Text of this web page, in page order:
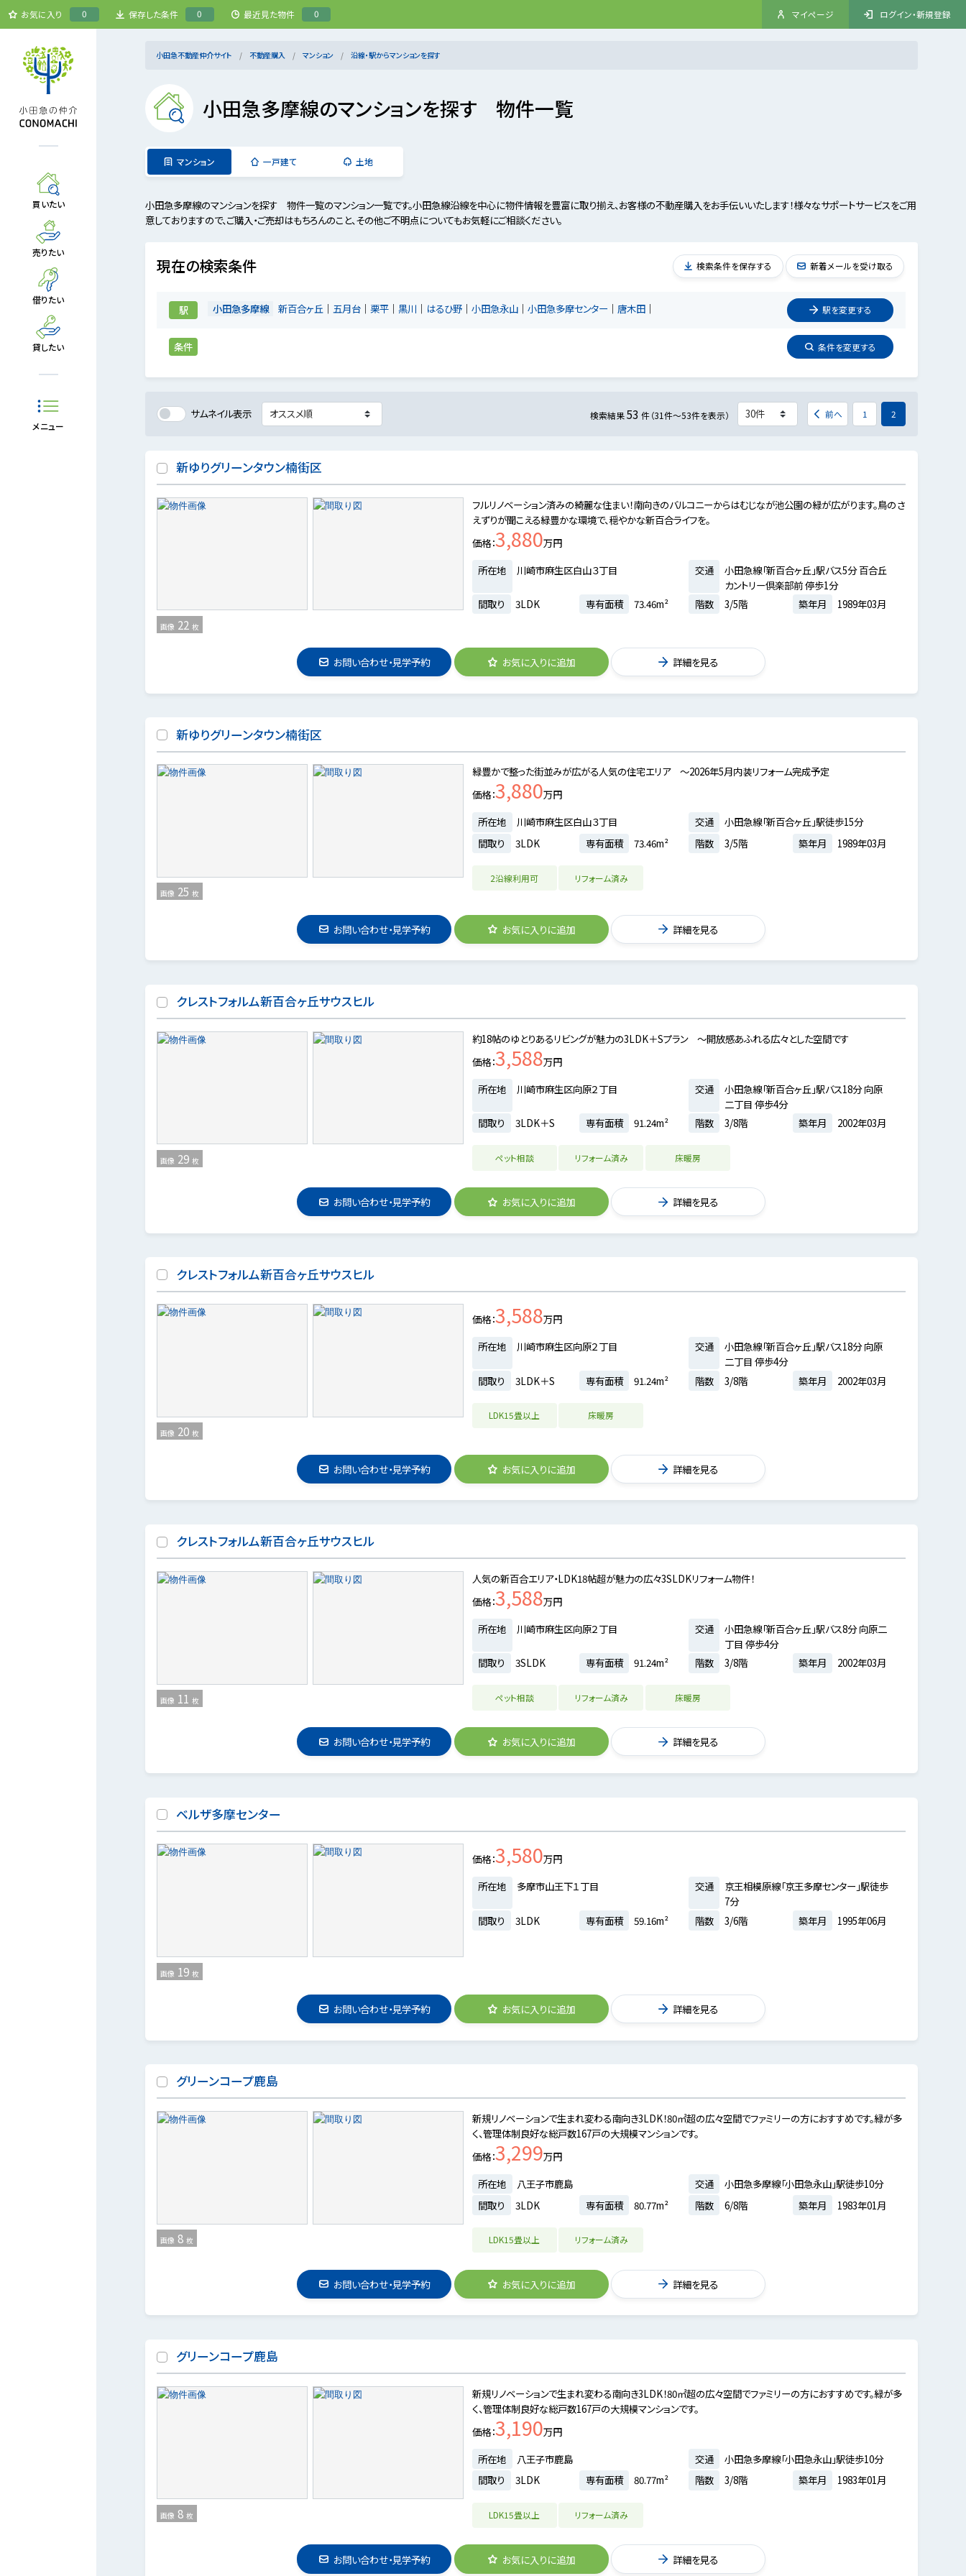
お気に入り 0 保存した条件 0 最近見た物件 0 マイページ ログイン・新規登録
買いたい
売りたい
借りたい
貸したい
メニュー
小田急不動産仲介サイト 不動産購入 マンション 沿線・駅からマンションを探す
小田急多摩線のマンションを探す 物件一覧
マンション 一戸建て 土地
小田急多摩線のマンションを探す 物件一覧のマンション一覧です。小田急線沿線を中心に物件情報を豊富に取り揃え、お客様の不動産購入をお手伝いいたします！様々なサポートサービスをご用
意しておりますので、ご購入・ご売却はもちろんのこと、その他ご不明点についてもお気軽にご相談ください。
現在の検索条件
駅 小田急多摩線 新百合ヶ丘 五月台 栗平 黒川 はるひ野 小田急永山 小田急多摩センター 唐木田 駅を変更する
条件 条件を変更する
検索条件を保存する 新着メールを受け取る
サムネイル表示 検索結果 53 件（31件～53件を表示） 前へ 1 2
新ゆりグリーンタウン楠街区
画像 22 枚
フルリノベーション済みの綺麗な住まい！南向きのバルコニーからはむじなが池公園の緑が広がります。鳥のさ
えずりが聞こえる緑豊かな環境で、穏やかな新百合ライフを。
価格 3,880万円
所在地
川崎市麻生区白山３丁目 交通
小田急線「新百合ヶ丘」駅バス5分 百合丘
カントリー倶楽部前 停歩1分
間取り
3LDK 専有面積 73.46m² 階数 3/5階 築年月 1989年03月
お問い合わせ・見学予約 お気に入りに追加 詳細を見る
新ゆりグリーンタウン楠街区
画像 25 枚
緑豊かで整った街並みが広がる人気の住宅エリア ～2026年5月内装リフォーム完成予定
価格 3,880万円
所在地
川崎市麻生区白山３丁目 交通
小田急線「新百合ヶ丘」駅徒歩15分
間取り
3LDK 専有面積 73.46m² 階数 3/5階 築年月 1989年03月
2沿線利用可 リフォーム済み
お問い合わせ・見学予約 お気に入りに追加 詳細を見る
クレストフォルム新百合ヶ丘サウスヒル
画像 29 枚
約18帖のゆとりあるリビングが魅力の3LDK＋Sプラン ～開放感あふれる広々とした空間です
価格 3,588万円
所在地
川崎市麻生区向原２丁目 交通
小田急線「新百合ヶ丘」駅バス18分 向原
二丁目 停歩4分
間取り
3LDK＋S 専有面積 91.24m² 階数 3/8階 築年月 2002年03月
ペット相談 リフォーム済み 床暖房
お問い合わせ・見学予約 お気に入りに追加 詳細を見る
クレストフォルム新百合ヶ丘サウスヒル
画像 20 枚
価格 3,588万円
所在地
川崎市麻生区向原２丁目 交通
小田急線「新百合ヶ丘」駅バス18分 向原
二丁目 停歩4分
間取り
3LDK＋S 専有面積 91.24m² 階数 3/8階 築年月 2002年03月
LDK15畳以上 床暖房
お問い合わせ・見学予約 お気に入りに追加 詳細を見る
クレストフォルム新百合ヶ丘サウスヒル
画像 11 枚
人気の新百合エリア・LDK18帖超が魅力の広々3SLDKリフォーム物件！
価格 3,588万円
所在地
川崎市麻生区向原２丁目 交通
小田急線「新百合ヶ丘」駅バス8分 向原二
丁目 停歩4分
間取り
3SLDK 専有面積 91.24m² 階数 3/8階 築年月 2002年03月
ペット相談 リフォーム済み 床暖房
お問い合わせ・見学予約 お気に入りに追加 詳細を見る
ベルザ多摩センター
画像 19 枚
価格 3,580万円
所在地
多摩市山王下１丁目 交通
京王相模原線「京王多摩センター」駅徒歩
7分
間取り
3LDK 専有面積 59.16m² 階数 3/6階 築年月 1995年06月
お問い合わせ・見学予約 お気に入りに追加 詳細を見る
グリーンコープ鹿島
画像 8 枚
新規リノベーションで生まれ変わる南向き3LDK！80㎡超の広々空間でファミリーの方におすすめです。緑が多
く、管理体制良好な総戸数167戸の大規模マンションです。
価格 3,299万円
所在地
八王子市鹿島 交通
小田急多摩線「小田急永山」駅徒歩10分
間取り
3LDK 専有面積 80.77m² 階数 6/8階 築年月 1983年01月
LDK15畳以上 リフォーム済み
お問い合わせ・見学予約 お気に入りに追加 詳細を見る
グリーンコープ鹿島
画像 8 枚
新規リノベーションで生まれ変わる南向き3LDK！80㎡超の広々空間でファミリーの方におすすめです。緑が多
く、管理体制良好な総戸数167戸の大規模マンションです。
価格 3,190万円
所在地
八王子市鹿島 交通
小田急多摩線「小田急永山」駅徒歩10分
間取り
3LDK 専有面積 80.77m² 階数 3/8階 築年月 1983年01月
LDK15畳以上 リフォーム済み
お問い合わせ・見学予約 お気に入りに追加 詳細を見る